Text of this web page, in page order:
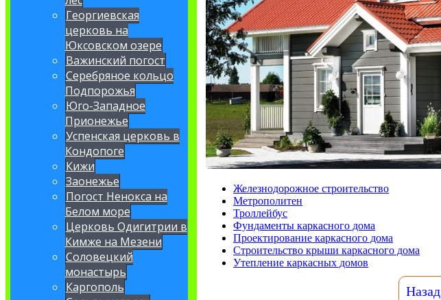
Георгиевская
церковь на
Юксовском озере
Важинский погост
Серебряное кольцо
Подпорожья
Юго-Западное
Прионежье
Успенская церковь в
Кондопоге
Кижи
Заонежье
Погост Ненокса на
Белом море
Церковь Одигитрии в
Кимже на Мезени
Соловецкий
монастырь
Каргополь
Железнодорожное строительство
Метрополитен
Троллейбус
Фундаменты каркасного дома
Проектирование каркасного дома
Строительство крыши каркасного дома
Утепление каркасных домов
Назад